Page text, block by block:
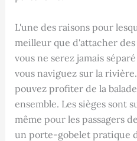
L'une des raisons pour
meilleur que d'attacher
vous ne serez jamais
vous naviguez sur la
pouvez profiter de la
ensemble. Les sièges sont
même pour les passagers
un porte-gobelet pratique